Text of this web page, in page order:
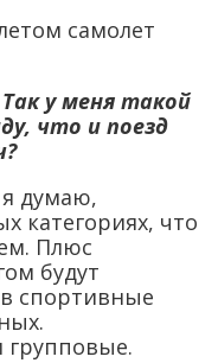
самолет
у меня такой
что и поезд
я думаю,
категориях, что
Плюс
будут
спортивные